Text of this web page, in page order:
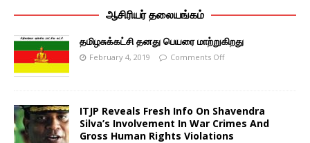
ஆசிரியர் தலையங்கம்
தமிழசுக்கட்சி தனது பெயரை மாற்றுகிறது
February 4, 2019 Comments Off
ITJP Reveals Fresh Info On Shavendra
Silva’s Involvement In War Crimes And
Gross Human Rights Violations